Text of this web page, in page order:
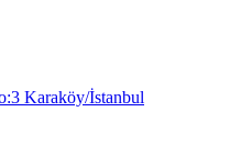
Karaköy/İstanbul